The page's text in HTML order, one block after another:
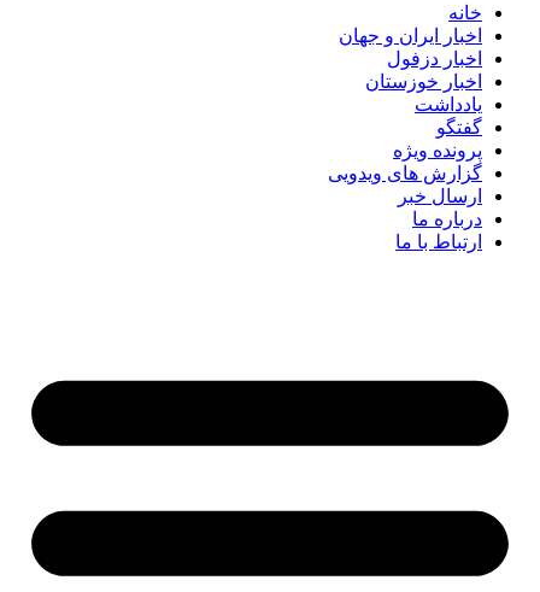
خانه
اخبار ایران و جهان
اخبار دزفول
اخبار خوزستان
یادداشت
گفتگو
پرونده ویژه
گزارش های ویدویی
ارسال خبر
درباره ما
ارتباط با ما